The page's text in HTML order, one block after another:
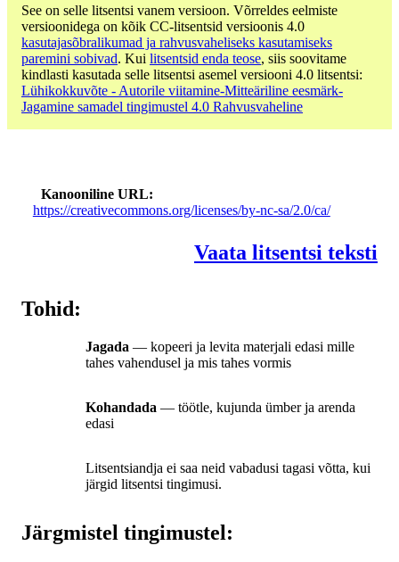
See on selle litsentsi vanem versioon. Võrreldes eelmiste
versioonidega on kõik CC-litsentsid versioonis 4.0
kasutajasõbralikumad ja rahvusvaheliseks kasutamiseks
paremini sobivad. Kui litsentsid enda teose, siis soovitame
kindlasti kasutada selle litsentsi asemel versiooni 4.0 litsentsi:
Lühikokkuvõte - Autorile viitamine-Mitteäriline eesmärk-
Jagamine samadel tingimustel 4.0 Rahvusvaheline
Kanooniline URL
https://creativecommons.org/licenses/by-nc-sa/2.0/ca/
Vaata litsentsi teksti
Tohid:
Jagada — kopeeri ja levita materjali edasi mille
tahes vahendusel ja mis tahes vormis
Kohandada — töötle, kujunda ümber ja arenda
edasi
Litsentsiandja ei saa neid vabadusi tagasi võtta, kui
järgid litsentsi tingimusi.
Järgmistel tingimustel: